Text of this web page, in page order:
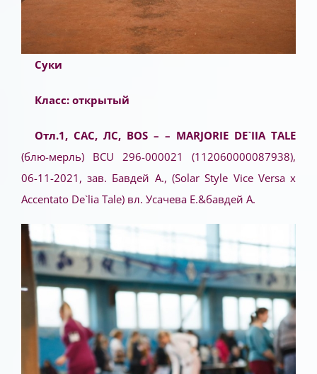
Суки
Класс: открытый
Отл.1, САС, ЛС, BOS – – MARJORIE DE`IIA TALE
(блю-мерль) BCU 296-000021 (112060000087938),
06-11-2021, зав. Бавдей А., (Solar Style Vice Versa x
Accentato De`lia Tale) вл. Усачева Е.&бавдей А.